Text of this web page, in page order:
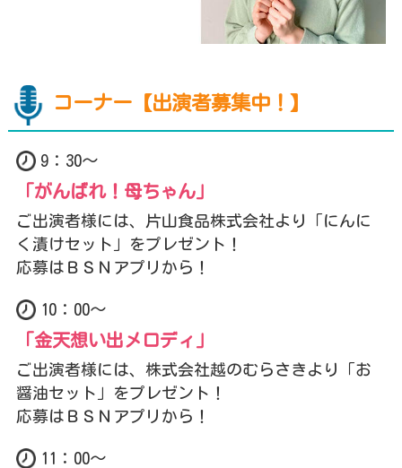
コーナー【出演者募集中！】
9：30～
「がんばれ！母ちゃん」
ご出演者様には、片山食品株式会社より「にんに
く漬けセット」をプレゼント！
応募はＢＳＮアプリから！
10：00～
「金天想い出メロディ」
ご出演者様には、株式会社越のむらさきより「お
醤油セット」をプレゼント！
応募はＢＳＮアプリから！
11：00～